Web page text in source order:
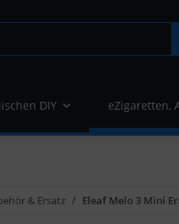
DIY eZigaretten,
& Ersatz Eleaf Melo 3 Mini